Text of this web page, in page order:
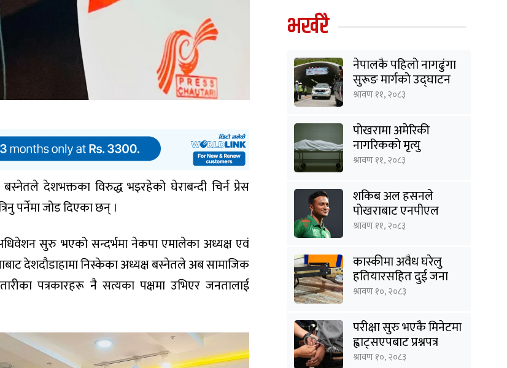
देशभक्तका विरुद्ध भइरहेको घेराबन्दी चिर्न प्रेस
पर्नेमा जोड दिएका छन् ।
सुरु भएको सन्दर्भमा नेकपा एमालेका अध्यक्ष एवं
देशदौडाहामा निस्केका अध्यक्ष बस्नेतले अब सामाजिक
पत्रकारहरू नै सत्यका पक्षमा उभिएर जनतालाई
भर्खरै
नेपालकै पहिलो नागढुंगा
सुरूङ मार्गकाे उद्घाटन
श्रावण ११, २०८३
पोखरामा अमेरिकी
नागरिकको मृत्यु
श्रावण ११, २०८३
शकिब अल हसनले
पोखराबाट एनपीएल
खेल्ने
श्रावण ११, २०८३
कास्कीमा अवैध घरेलु
हतियारसहित दुई जना
पक्राउ
श्रावण १०, २०८३
परीक्षा सुरु भएकै मिनेटमा
ह्वाट्सएपबाट प्रश्नपत्र
सार्वजनिक, दुई जना
श्रावण १०, २०८३